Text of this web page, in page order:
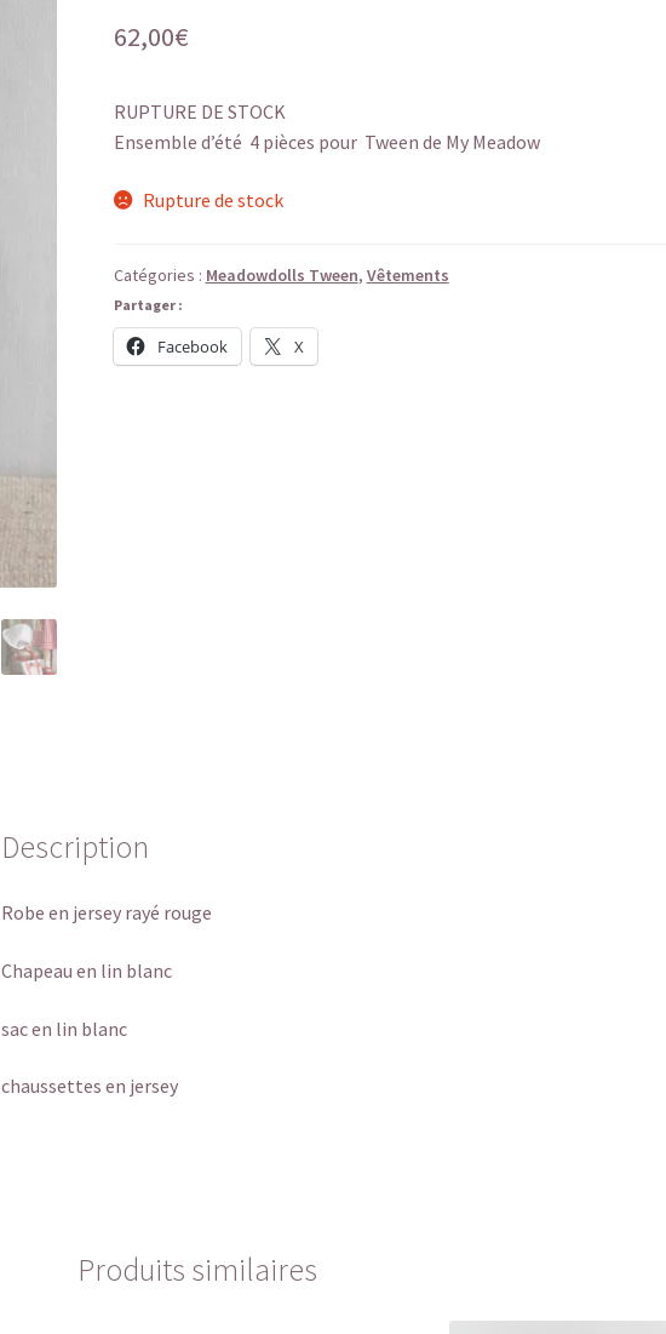
62,00€
RUPTURE DE STOCK
Ensemble d’été 4 pièces pour Tween de My Meadow
Rupture de stock
Catégories : Meadowdolls Tween, Vêtements
Partager :
Facebook X
Description
Robe en jersey rayé rouge
Chapeau en lin blanc
sac en lin blanc
chaussettes en jersey
Produits similaires